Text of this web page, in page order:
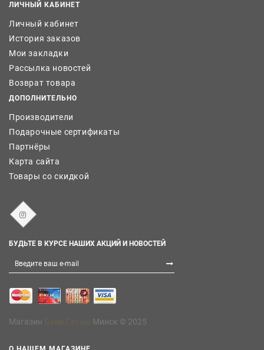
ЛИЧНЫЙ КАБИНЕТ
Личный кабинет
История заказов
Мои закладки
Рассылка новостей
Возврат товара
ДОПОЛНИТЕЛЬНО
Производители
Подарочные сертификаты
Партнёры
Карта сайта
Товары со скидкой
БУДЬТЕ В КУРСЕ НАШИХ АКЦИЙ И НОВОСТЕЙ
Магазин Минск © 2025